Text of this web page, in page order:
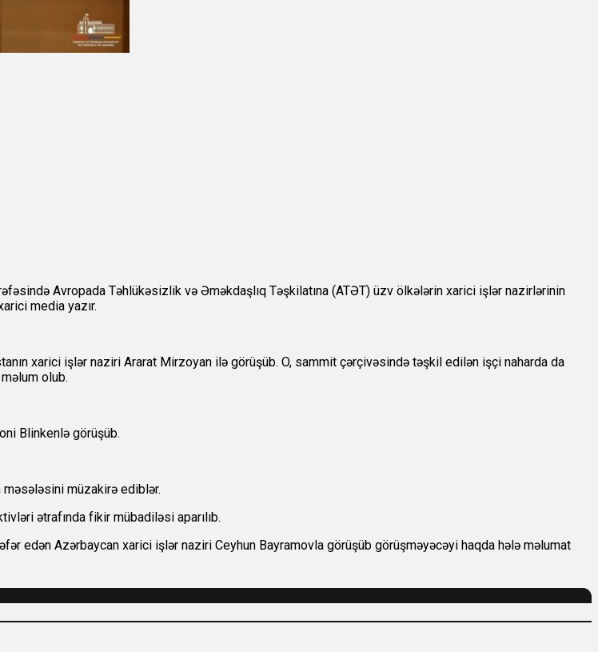
Avropada Təhlükəsizlik və Əməkdaşlıq Təşkilatına (ATƏT) üzv ölkələrin xarici işlər nazirlərinin
media yazır.
xarici işlər naziri Ararat Mirzoyan ilə görüşüb. O, sammit çərçivəsində təşkil edilən işçi naharda da
olub.
Blinkenlə görüşüb.
müzakirə ediblər.
ətrafında fikir mübadiləsi aparılıb.
edən Azərbaycan xarici işlər naziri Ceyhun Bayramovla görüşüb görüşməyəcəyi haqda hələ məlumat